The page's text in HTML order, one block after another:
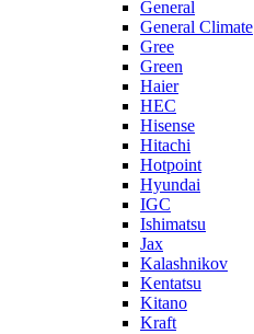
General
General Climate
Gree
Green
Haier
HEC
Hisense
Hitachi
Hotpoint
Hyundai
IGC
Ishimatsu
Jax
Kalashnikov
Kentatsu
Kitano
Kraft